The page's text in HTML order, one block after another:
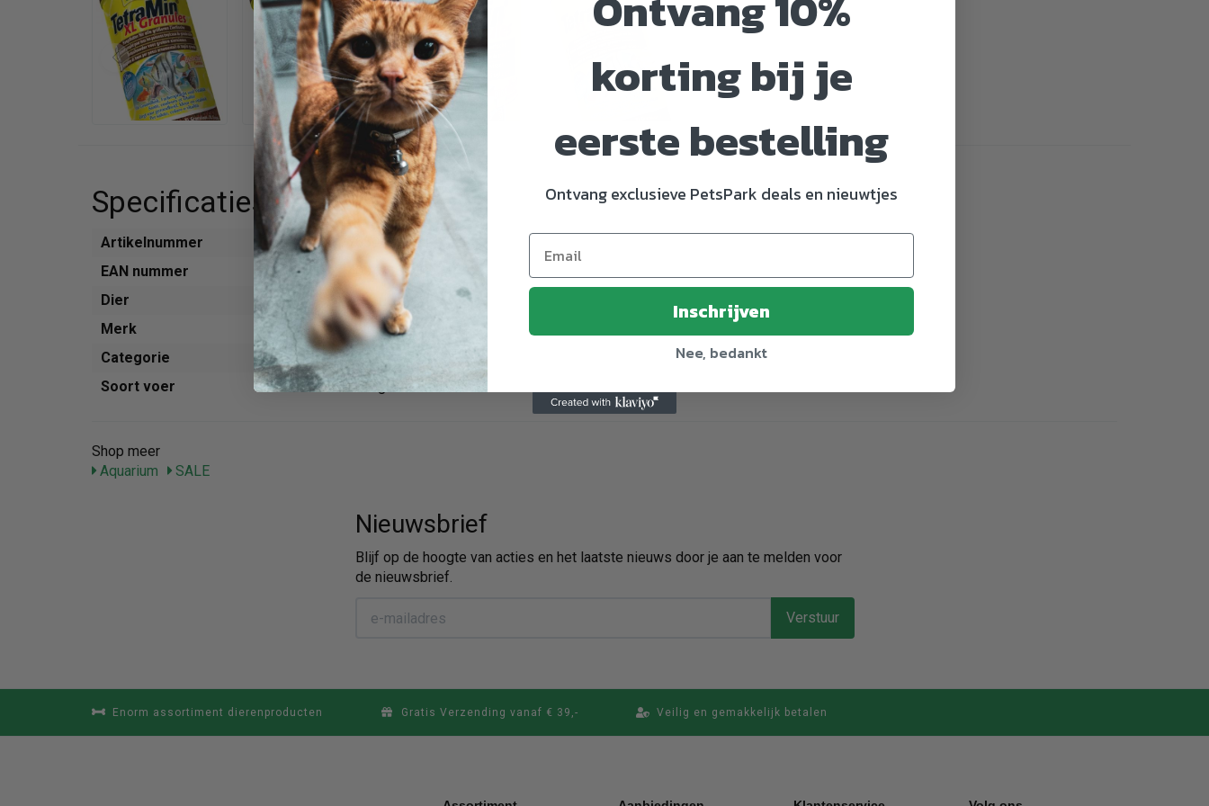
Specificaties
Artikelnummer
765949
EAN nummer
4004218189614
Dier
Aquarium
Merk
Tetra
Categorie
Voer
Soort voer
Droogvoer
Shop meer
Aquarium
SALE
Nieuwsbrief
Blijf op de hoogte van acties en het laatste nieuws door je aan te melden voor
de nieuwsbrief.
Verstuur
Enorm assortiment dierenproducten Gratis Verzending vanaf € 39,- Veilig en gemakkelijk betalen
korting bij je
eerste bestelling
Ontvang exclusieve PetsPark deals en nieuwtjes
Inschrijven
Nee, bedankt